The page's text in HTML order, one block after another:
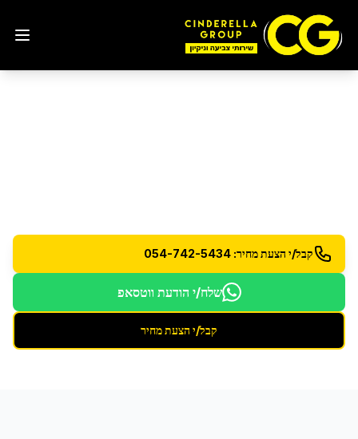
קבל/י הצעת מחיר: 054-742-5434
שלח/י הודעת ווטסאפ
קבל/י הצעת מחיר